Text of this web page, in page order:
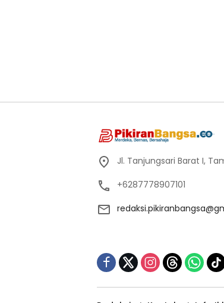
Jl. Tanjungsari Barat I,
+6287778907101